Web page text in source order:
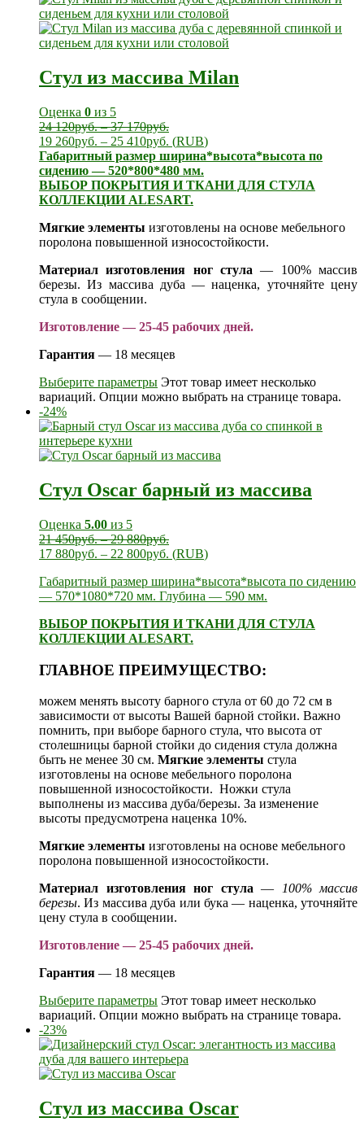
Стул из массива Milan
Оценка 0 из 5
24 120руб.–37 170руб.
19 260руб. – 25 410руб. (RUB)
Габаритный размер ширина*высота*высота по
сидению — 520*800*480 мм.
ВЫБОР ПОКРЫТИЯ И ТКАНИ ДЛЯ СТУЛА
КОЛЛЕКЦИИ ALESART.
Мягкие элементы изготовлены на основе мебельного
поролона повышенной износостойкости.
Материал изготовления ног стула — 100% массив
березы. Из массива дуба — наценка, уточняйте цену
стула в сообщении.
Изготовление — 25-45 рабочих дней.
Гарантия — 18 месяцев
Выберите параметры Этот товар имеет несколько
вариаций. Опции можно выбрать на странице товара.
-24%
Стул Oscar барный из массива
Оценка 5.00 из 5
21 450руб.–29 880руб.
17 880руб. – 22 800руб. (RUB)
Габаритный размер ширина*высота*высота по сидению
— 570*1080*720 мм. Глубина — 590 мм.
ВЫБОР ПОКРЫТИЯ И ТКАНИ ДЛЯ СТУЛА
КОЛЛЕКЦИИ ALESART.
ГЛАВНОЕ ПРЕИМУЩЕСТВО:
можем менять высоту барного стула от 60 до 72 см в
зависимости от высоты Вашей барной стойки. Важно
помнить, при выборе барного стула, что высота от
столешницы барной стойки до сидения стула должна
быть не менее 30 см. Мягкие элементы стула
изготовлены на основе мебельного поролона
повышенной износостойкости. Ножки стула
выполнены из массива дуба/березы. За изменение
высоты предусмотрена наценка 10%.
Мягкие элементы изготовлены на основе мебельного
поролона повышенной износостойкости.
Материал изготовления ног стула —
100% массив
березы. Из массива дуба или бука — наценка, уточняйте
цену стула в сообщении.
Изготовление — 25-45 рабочих дней.
Гарантия — 18 месяцев
Выберите параметры Этот товар имеет несколько
вариаций. Опции можно выбрать на странице товара.
-23%
Стул из массива Oscar